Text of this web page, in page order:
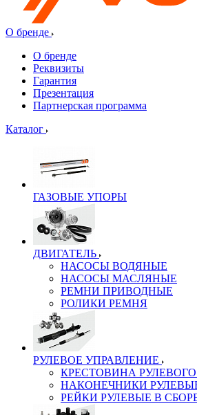
О бренде
О бренде
Реквизиты
Гарантия
Презентация
Партнерская программа
Каталог
ГАЗОВЫЕ УПОРЫ
ДВИГАТЕЛЬ
НАСОСЫ ВОДЯНЫЕ
НАСОСЫ МАСЛЯНЫЕ
РЕМНИ ПРИВОДНЫЕ
РОЛИКИ РЕМНЯ
РУЛЕВОЕ УПРАВЛЕНИЕ
КРЕСТОВИНА
НАКОНЕЧНИКИ
РЕЙКИ РУЛЕВЫЕ В